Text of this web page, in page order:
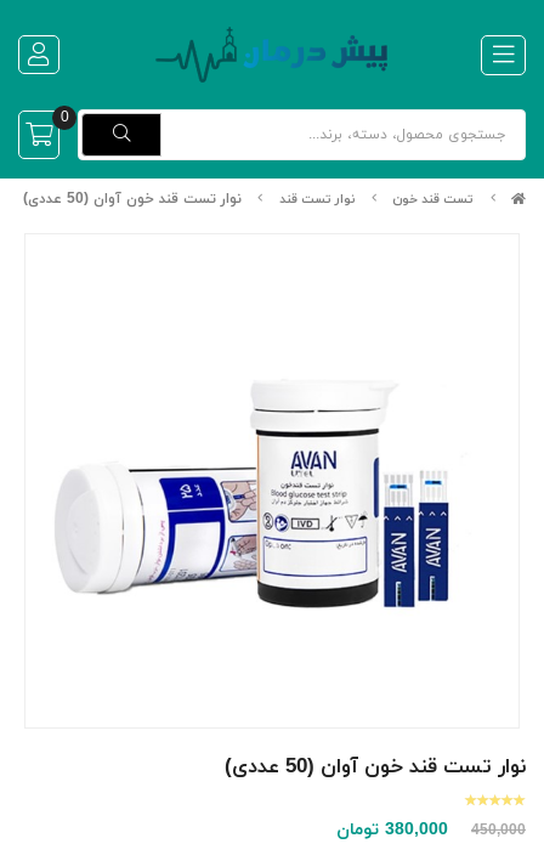
0
تست قند خون نوار تست قند نوار تست قند خون آوان (50 عددی)
نوار تست قند خون آوان (50 عددی)
450,000
380,000 تومان